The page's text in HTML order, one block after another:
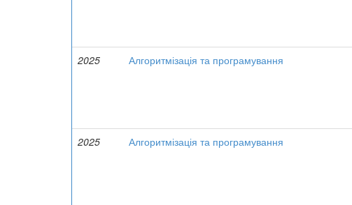
2025
Алгоритмізація та програмування
2025
Алгоритмізація та програмування